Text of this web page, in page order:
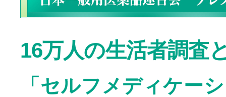
16万人の生活者調査
「セルフメディケー